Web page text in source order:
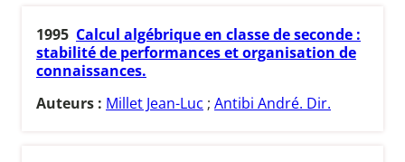
1995 Calcul algébrique en classe de seconde :
stabilité de performances et organisation de
connaissances.
Auteurs : Millet Jean-Luc ; Antibi André. Dir.